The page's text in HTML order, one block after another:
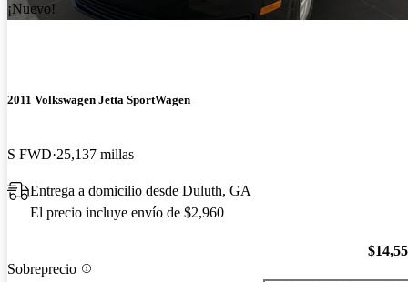
¡Nuevo!
2011 Volkswagen Jetta SportWagen
S FWD 25,137 millas
Entrega a domicilio desde Duluth, GA
El precio incluye envío de $2,960
Sobreprecio